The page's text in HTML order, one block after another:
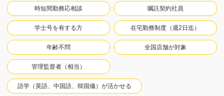
時短間勤務応相談 嘱託契約社員
学士号を有する方 在宅勤務制度（週2日迄）
年齢不問 全国店舗が対象
管理監督者（相当）
語学（英語、中国語、韓国儀）が活かせる